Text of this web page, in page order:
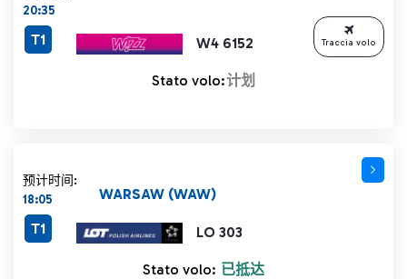
20:35
W4 6152
T1
Stato volo:计划
Traccia volo
预计时间:
18:05
LO 303
WARSAW (WAW)
T1
Stato volo: 已抵达